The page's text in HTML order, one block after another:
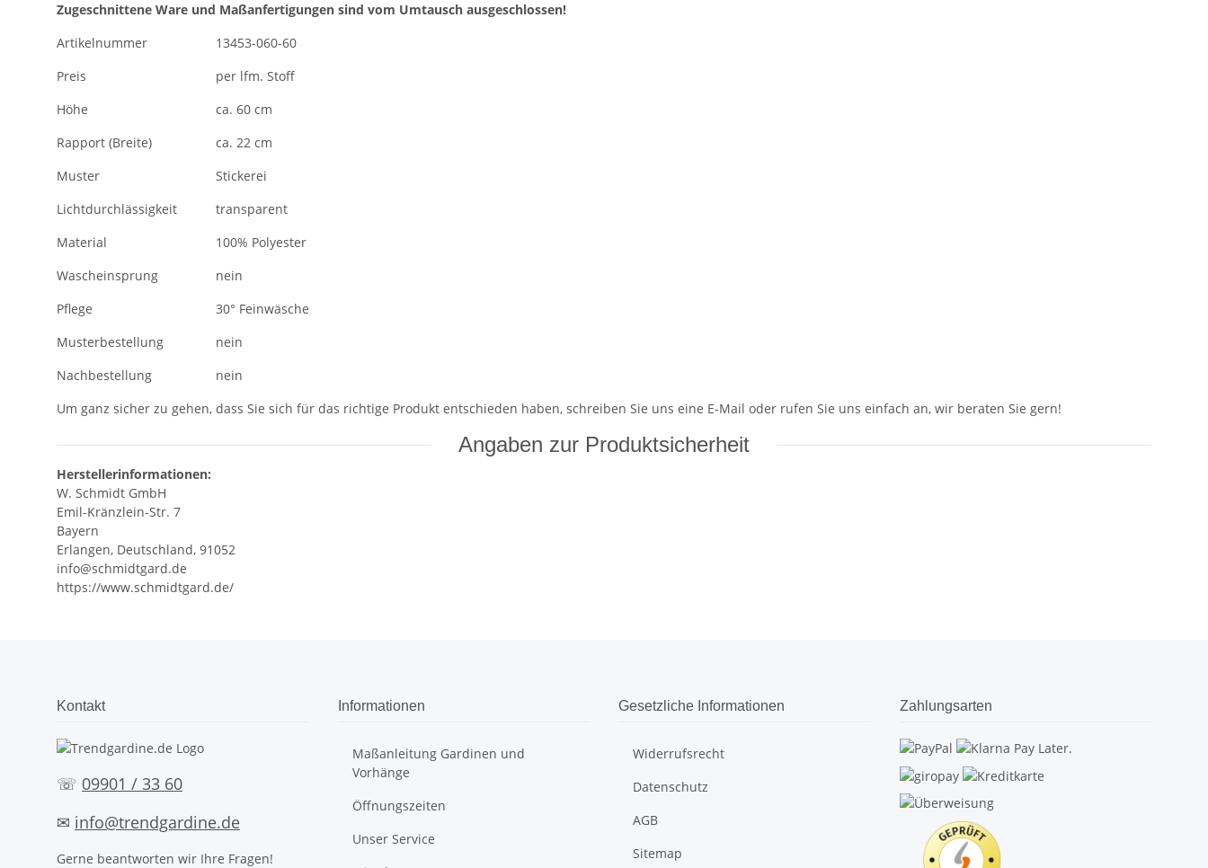
Zugeschnittene Ware und Maßanfertigungen sind vom Umtausch ausgeschlossen!
Artikelnummer
13453-060-60
Preis
per lfm. Stoff
Höhe
ca. 60 cm
Rapport (Breite)
ca. 22 cm
Muster
Stickerei
Lichtdurchlässigkeit
transparent
Material
100% Polyester
Wascheinsprung
nein
Pflege
30° Feinwäsche
Musterbestellung
nein
Nachbestellung
nein
Um ganz sicher zu gehen, dass Sie sich für das richtige Produkt entschieden haben, schreiben Sie uns eine E-Mail oder rufen Sie uns einfach an, wir beraten Sie gern!
Angaben zur Produktsicherheit
Herstellerinformationen:
W. Schmidt GmbH
Emil-Kränzlein-Str. 7
Bayern
Erlangen, Deutschland, 91052
info@schmidtgard.de
https://www.schmidtgard.de/
Kontakt
☏ 09901 / 33 60
✉ info@trendgardine.de
Gerne beantworten wir Ihre Fragen!
Informationen
Maßanleitung Gardinen und
Vorhänge
Öffnungszeiten
Unser Service
Gesetzliche Informationen
Widerrufsrecht
Datenschutz
AGB
Sitemap
Zahlungsarten